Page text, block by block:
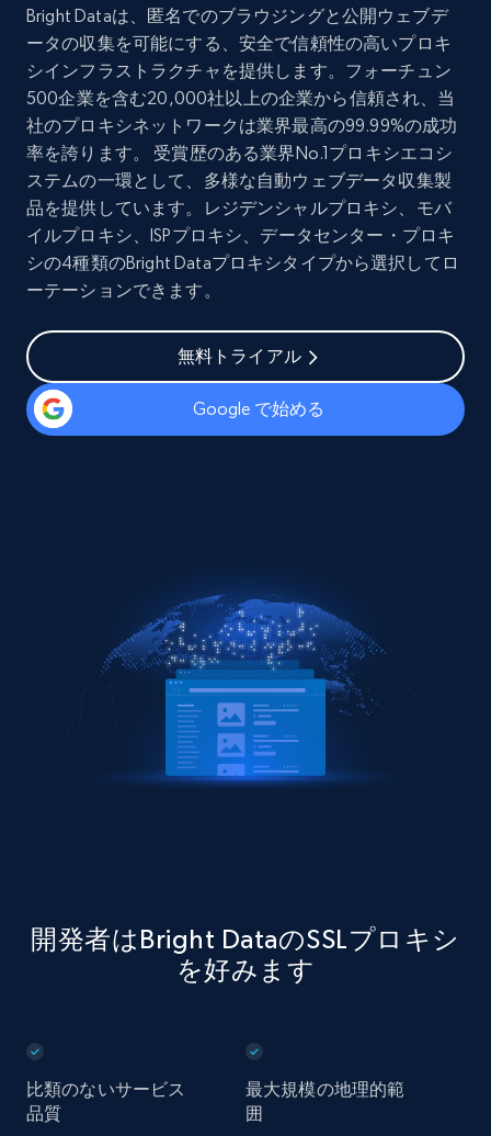
Bright Dataは、匿名でのブラウジングと公開ウェブデ
ータの収集を可能にする、安全で信頼性の高いプロキ
シインフラストラクチャを提供します。フォーチュン
500企業を含む20,000社以上の企業から信頼され、当
社のプロキシネットワークは業界最高の99.99%の成功
率を誇ります。 受賞歴のある業界No.1プロキシエコシ
ステムの一環として、多様な自動ウェブデータ収集製
品を提供しています。レジデンシャルプロキシ、モバ
イルプロキシ、ISPプロキシ、データセンター・プロキ
シの4種類のBright Dataプロキシタイプから選択してロ
ーテーションできます。
無料トライアル
Google で始める
開発者はBright DataのSSLプロキシ
を好みます
比類のないサービス
品質
最大規模の地理的範
囲